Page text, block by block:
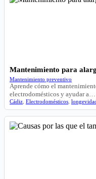
Mantenimiento para
Mantenimiento preventivo
Aprende cómo el
electrodomésticos y ayudar a…
Cádiz Electrodomésticos